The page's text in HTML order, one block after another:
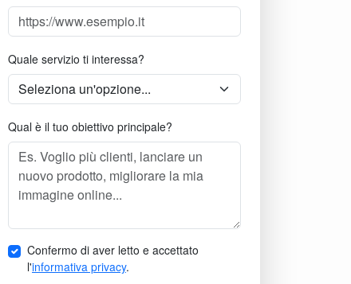
Quale servizio ti interessa?
Qual è il tuo obiettivo principale?
Confermo di aver letto e accettato
l'informativa privacy.